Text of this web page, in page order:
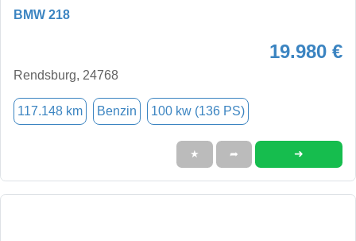
BMW 218
19.980 €
Rendsburg, 24768
117.148 km Benzin 100 kw (136 PS)
★ ➦ ➜